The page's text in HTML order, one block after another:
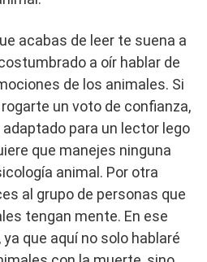
acabas de leer te suena a
a oír hablar de
de los animales. Si
un voto de confianza,
para un lector lego
que manejes ninguna
animal. Por otra
al grupo de personas que
tengan mente. En ese
que aquí no solo hablaré